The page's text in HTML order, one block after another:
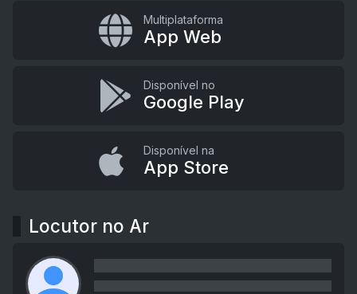
Multiplataforma
App Web
Disponível no
Google Play
Disponível na
App Store
Locutor no Ar